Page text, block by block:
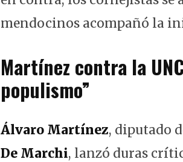
mendocinos acompañó la
Martínez contra la
populismo”
Álvaro Martínez, diputado
De Marchi, lanzó duras